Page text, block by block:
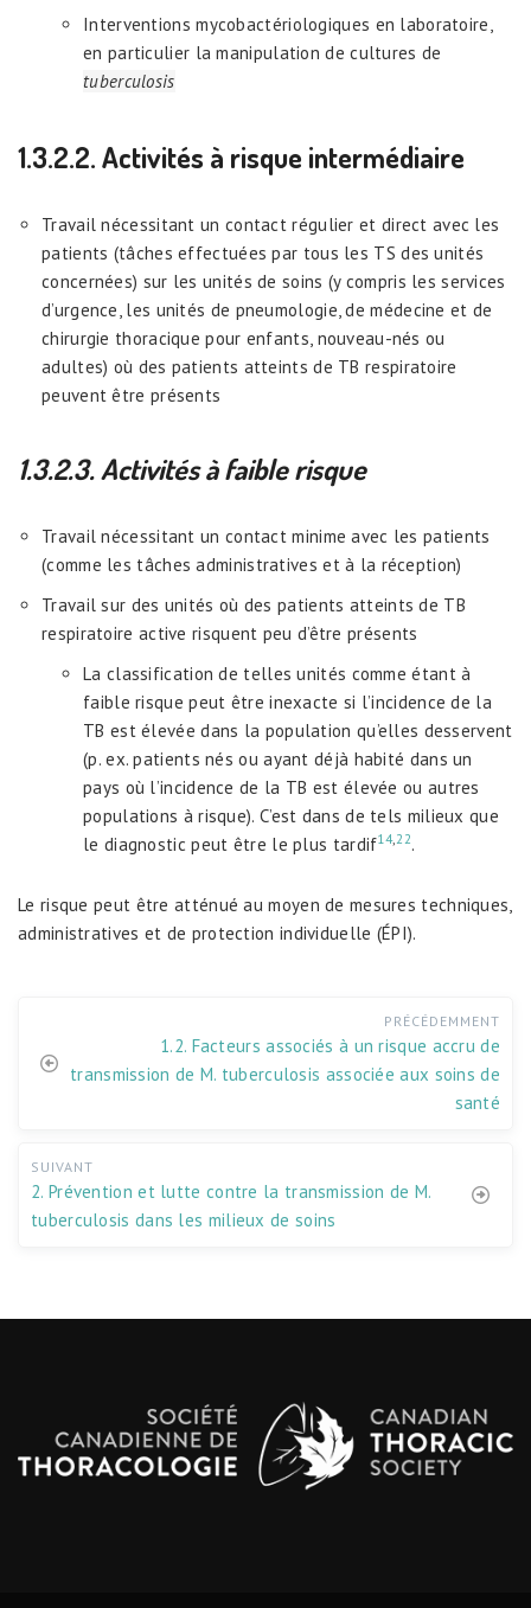
Interventions mycobactériologiques en laboratoire,
en particulier la manipulation de cultures de
tuberculosis
1.3.2.2. Activités à risque intermédiaire
Travail nécessitant un contact régulier et direct avec les
patients (tâches effectuées par tous les TS des unités
concernées) sur les unités de soins (y compris les services
d’urgence, les unités de pneumologie, de médecine et de
chirurgie thoracique pour enfants, nouveau-nés ou
adultes) où des patients atteints de TB respiratoire
peuvent être présents
1.3.2.3. Activités à faible risque
Travail nécessitant un contact minime avec les patients
(comme les tâches administratives et à la réception)
Travail sur des unités où des patients atteints de TB
respiratoire active risquent peu d’être présents
La classification de telles unités comme étant à
faible risque peut être inexacte si l’incidence de la
TB est élevée dans la population qu’elles desservent
(p. ex. patients nés ou ayant déjà habité dans un
pays où l’incidence de la TB est élevée ou autres
populations à risque). C’est dans de tels milieux que
le diagnostic peut être le plus tardif14,22.
Le risque peut être atténué au moyen de mesures techniques,
administratives et de protection individuelle (ÉPI).
PRÉCÉDEMMENT
1.2. Facteurs associés à un risque accru de
transmission de M. tuberculosis associée aux soins de
santé
SUIVANT
2. Prévention et lutte contre la transmission de M.
tuberculosis dans les milieux de soins